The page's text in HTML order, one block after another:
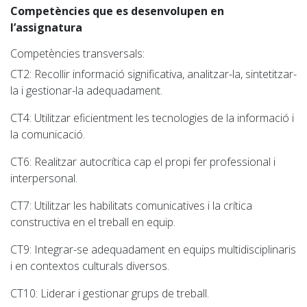
Competències que es desenvolupen en
l’assignatura
Competències transversals:
CT2: Recollir informació significativa, analitzar-la, sintetitzar-
la i gestionar-la adequadament.
CT4: Utilitzar eficientment les tecnologies de la informació i
la comunicació.
CT6: Realitzar autocrítica cap el propi fer professional i
interpersonal.
CT7: Utilitzar les habilitats comunicatives i la crítica
constructiva en el treball en equip.
CT9: Integrar-se adequadament en equips multidisciplinaris
i en contextos culturals diversos.
CT10: Liderar i gestionar grups de treball.